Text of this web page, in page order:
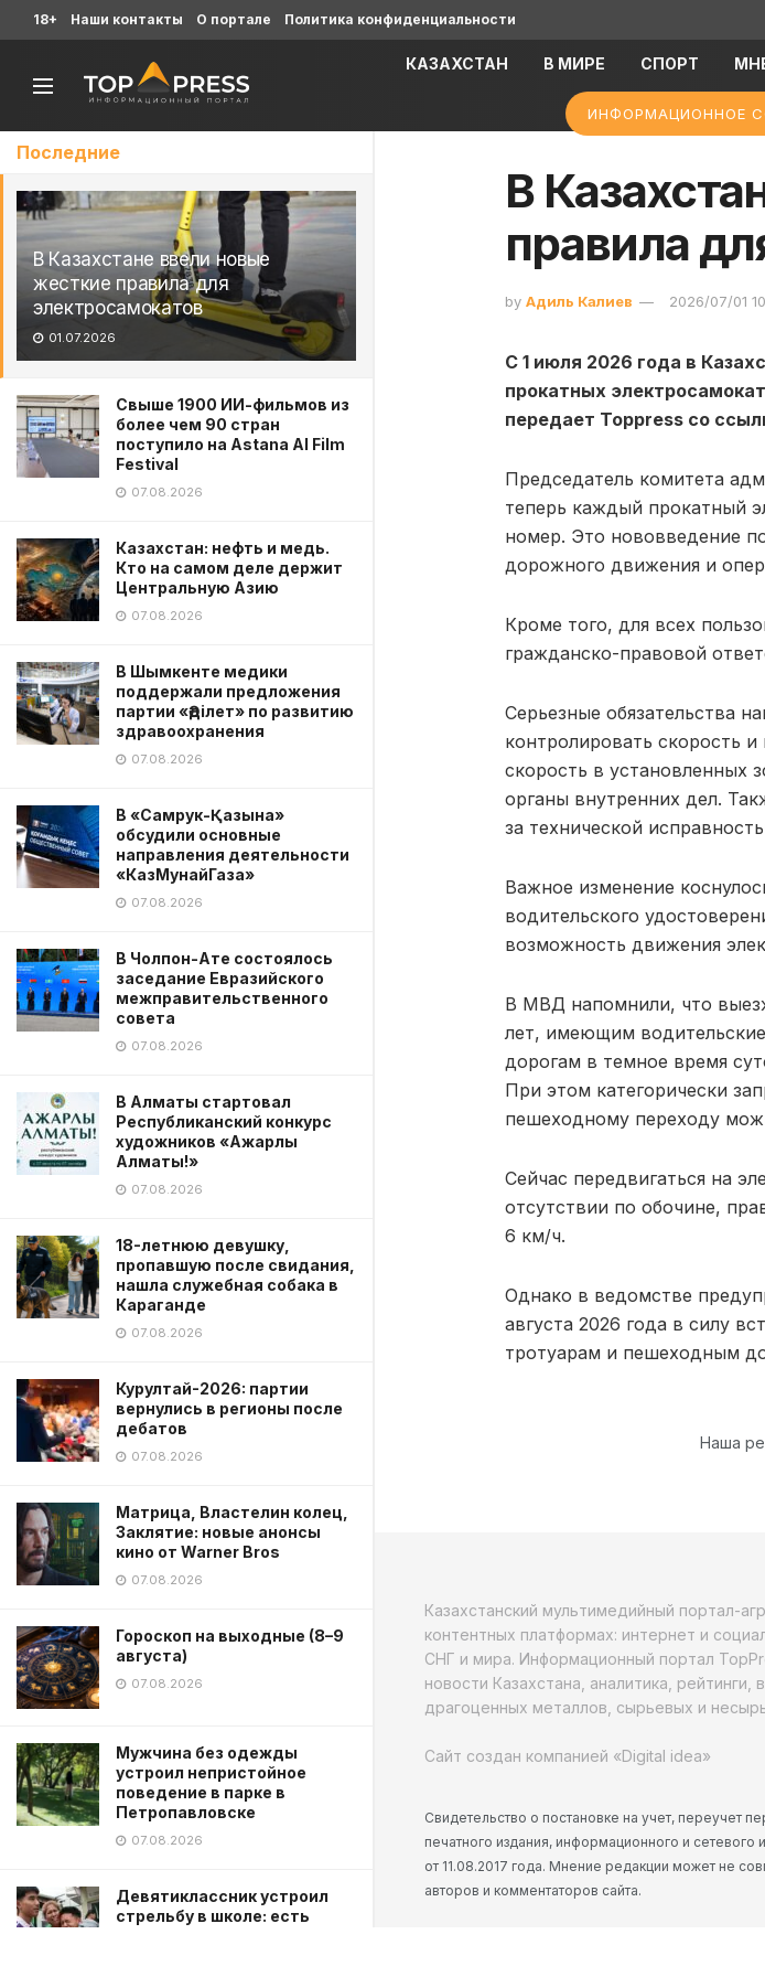
Последние
В Казахстане ввели новые
жесткие правила для
электросамокатов
01.07.2026
Свыше 1900 ИИ-фильмов из
более чем 90 стран
поступило на Astana AI Film
Festival
07.08.2026
Казахстан: нефть и медь.
Кто на самом деле держит
Центральную Азию
07.08.2026
В Шымкенте медики
поддержали предложения
партии «Әділет» по развитию
здравоохранения
07.08.2026
В «Самрук-Қазына»
обсудили основные
направления деятельности
«КазМунайГаза»
07.08.2026
В Чолпон-Ате состоялось
заседание Евразийского
межправительственного
совета
07.08.2026
В Алматы стартовал
Республиканский конкурс
художников «Ажарлы
Алматы!»
07.08.2026
18-летнюю девушку,
пропавшую после свидания,
нашла служебная собака в
Караганде
07.08.2026
Курултай-2026: партии
вернулись в регионы после
дебатов
07.08.2026
Матрица, Властелин колец,
Заклятие: новые анонсы
кино от Warner Bros
07.08.2026
Гороскоп на выходные (8–9
августа)
07.08.2026
Мужчина без одежды
устроил непристойное
поведение в парке в
Петропавловске
07.08.2026
Девятиклассник устроил
стрельбу в школе: есть
18+ Наши контакты О портале Политика конфиденциальности
КАЗАХСТАН В МИРЕ СПОРТ
ИНФОРМАЦИОННОЕ
В
правила
by Адиль Калиев 2026/07/01
С 1 июля 2026 года в
прокатных
передает Toppress со
Председатель комитета
теперь каждый прокатный
номер. Это нововведение
дорожного движения и
Кроме того, для всех
гражданско-правовой
Серьезные обязательства
контролировать скорость
скорость в установленных
органы внутренних дел.
за технической
Важное изменение
водительского
возможность движения
В МВД напомнили, что
лет, имеющим
дорогам в темное время
При этом категорически
пешеходному переходу
Сейчас передвигаться на
отсутствии по обочине,
6 км/ч.
Однако в ведомстве
августа 2026 года в силу
тротуарам и пешеходным
Наша
Казахстанский мультимедийный портал-
контентных платформах: интернет и
СНГ и мира. Информационный портал
новости Казахстана, аналитика,
драгоценных металлов, сырьевых и
Сайт создан компанией «Digital idea»
Свидетельство о постановке на учет, переучет
печатного издания, информационного и
от 11.08.2017 года. Мнение редакции может не
авторов и комментаторов сайта.